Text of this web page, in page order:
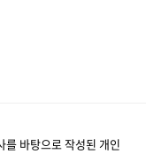
를 바탕으로 작성된 개인